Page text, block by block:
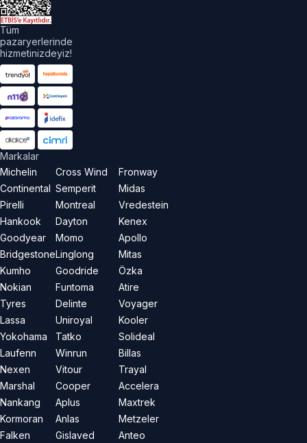
Tüm
pazaryerlerinde
hizmetinizdeyiz!
Markalar
Michelin
Continental
Pirelli
Hankook
Goodyear
Bridgestone
Kumho
Nokian
Tyres
Lassa
Yokohama
Laufenn
Nexen
Marshal
Nankang
Kormoran
Falken
Cross Wind
Semperit
Montreal
Dayton
Momo
Linglong
Goodride
Funtoma
Delinte
Uniroyal
Tatko
Winrun
Vitour
Cooper
Aplus
Anlas
Gislaved
Fronway
Midas
Vredestein
Kenex
Apollo
Mitas
Özka
Atire
Voyager
Kooler
Solideal
Billas
Trayal
Accelera
Maxtrek
Metzeler
Anteo